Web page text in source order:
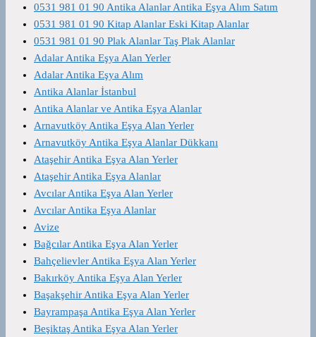
0531 981 01 90 Antika Alanlar Antika Eşya Alım Satım
0531 981 01 90 Kitap Alanlar Eski Kitap Alanlar
0531 981 01 90 Plak Alanlar Taş Plak Alanlar
Adalar Antika Eşya Alan Yerler
Adalar Antika Eşya Alım
Antika Alanlar İstanbul
Antika Alanlar ve Antika Eşya Alanlar
Arnavutköy Antika Eşya Alan Yerler
Arnavutköy Antika Eşya Alanlar Dükkanı
Ataşehir Antika Eşya Alan Yerler
Ataşehir Antika Eşya Alanlar
Avcılar Antika Eşya Alan Yerler
Avcılar Antika Eşya Alanlar
Avize
Bağcılar Antika Eşya Alan Yerler
Bahçelievler Antika Eşya Alan Yerler
Bakırköy Antika Eşya Alan Yerler
Başakşehir Antika Eşya Alan Yerler
Bayrampaşa Antika Eşya Alan Yerler
Beşiktaş Antika Eşya Alan Yerler